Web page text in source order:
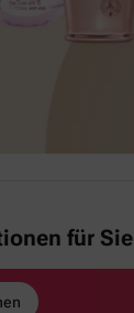
für Sie